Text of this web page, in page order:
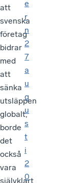
att
svenska
företag
bidrar
med
att
sänka
utsläppen
globalt,
borde
det
också
vara
självklart
e
r
n
2
7
a
u
g
u
s
t
i
2
0